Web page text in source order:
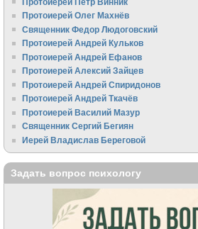
Протоиерей Олег Махнёв
Священник Федор Людоговский
Протоиерей Андрей Кульков
Протоиерей Андрей Ефанов
Протоиерей Алексий Зайцев
Протоиерей Андрей Спиридонов
Протоиерей Андрей Ткачёв
Протоиерей Василий Мазур
Священник Сергий Бегиян
Иерей Владислав Береговой
Задать вопрос психологу